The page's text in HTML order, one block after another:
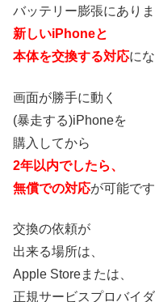
バッテリー膨張にありま
新しいiPhoneと
本体を交換する対応に
画面が勝手に動く
(暴走する)iPhoneを
購入してから
2年以内でしたら、
無償での対応が可能です
交換の依頼が
出来る場所は、
Apple Storeまたは、
正規サービスプロバイ